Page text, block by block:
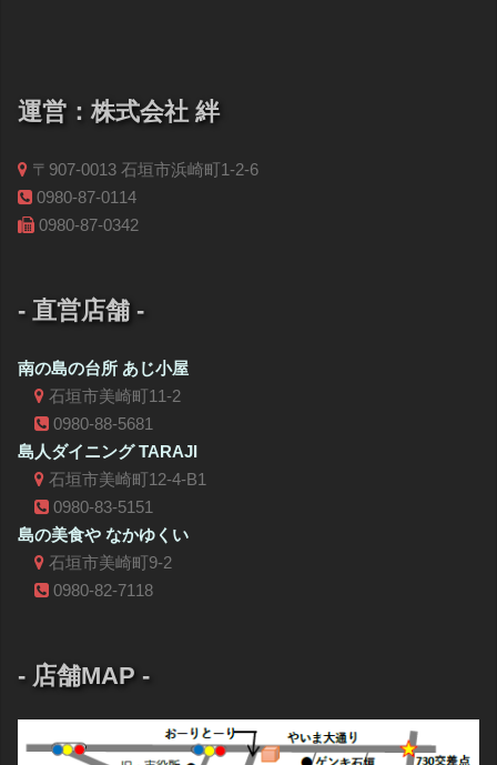
運営：株式会社 絆
〒907-0013 石垣市浜崎町1-2-6
0980-87-0114
0980-87-0342
- 直営店舗 -
南の島の台所 あじ小屋
石垣市美崎町11-2
0980-88-5681
島人ダイニング TARAJI
石垣市美崎町12-4-B1
0980-83-5151
島の美食や なかゆくい
石垣市美崎町9-2
0980-82-7118
- 店舗MAP -